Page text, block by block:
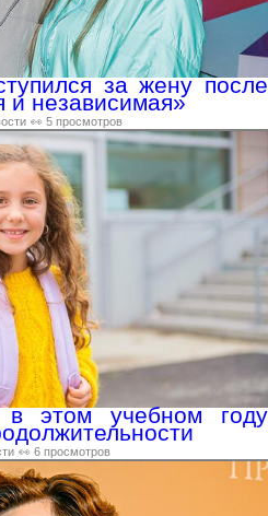
за жену после
и независимая»
👀 5 просмотров
в этом учебном году
👀 6 просмотров